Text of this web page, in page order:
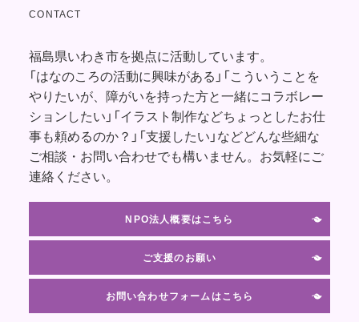
CONTACT
福島県いわき市を拠点に活動しています。
「はなのころの活動に興味がある」「こういうことを
やりたいが、障がいを持った方と一緒にコラボレー
ションしたい」「イラスト制作などちょっとしたお仕
事も頼めるのか？」「支援したい」などどんな些細な
ご相談・お問い合わせでも構いません。お気軽にご
連絡ください。
NPO法人概要はこちら
ご支援のお願い
お問い合わせフォームはこちら